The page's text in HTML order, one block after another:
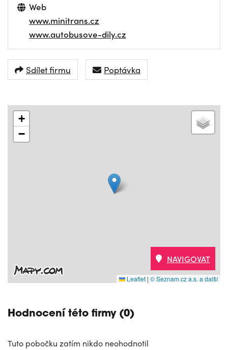
Web
www.minitrans.cz
www.autobusove-dily.cz
Sdílet firmu Poptávka
+
−
Leaflet | © Seznam.cz a.s. a další
NAVIGOVAT
Hodnocení této firmy (0)
Tuto pobočku zatím nikdo neohodnotil